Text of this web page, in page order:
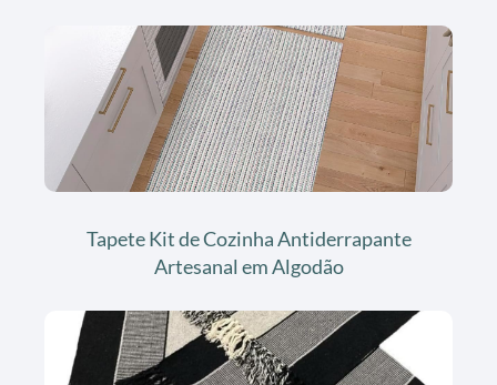
Tapete Kit de Cozinha Antiderrapante
Artesanal em Algodão